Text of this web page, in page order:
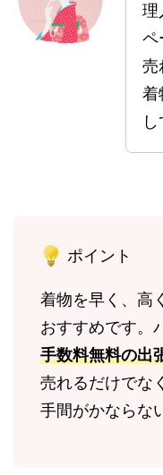
理
ペ
売
着
ポイント
着物を早く、高
おすすめです。
手数料無料の出
売れるだけでな
手間がかならな